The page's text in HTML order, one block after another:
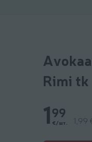
Rimi tk
199
€/шт. 1,99